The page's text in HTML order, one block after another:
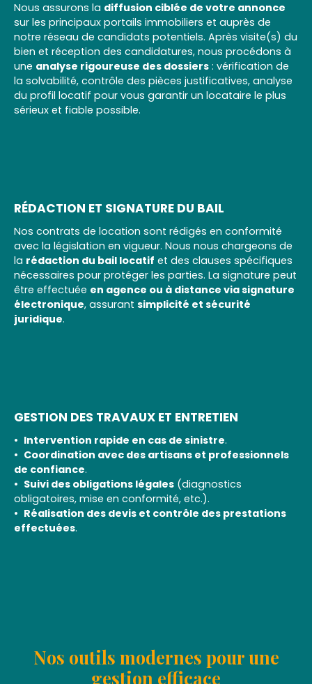
Nous assurons la diffusion ciblée de votre annonce
sur les principaux portails immobiliers et auprès de
notre réseau de candidats potentiels. Après visite(s) du
bien et réception des candidatures, nous procédons à
une analyse rigoureuse des dossiers : vérification de
la solvabilité, contrôle des pièces justificatives, analyse
du profil locatif pour vous garantir un locataire le plus
sérieux et fiable possible.
RÉDACTION ET SIGNATURE DU BAIL
Nos contrats de location sont rédigés en conformité
avec la législation en vigueur. Nous nous chargeons de
la rédaction du bail locatif et des clauses spécifiques
nécessaires pour protéger les parties. La signature peut
être effectuée en agence ou à distance via signature
électronique, assurant simplicité et sécurité
juridique.
GESTION DES TRAVAUX ET ENTRETIEN
Intervention rapide en cas de sinistre.
Coordination avec des artisans et professionnels
de confiance.
Suivi des obligations légales (diagnostics
obligatoires, mise en conformité, etc.).
Réalisation des devis et contrôle des prestations
effectuées.
Nos outils modernes pour une
gestion efficace